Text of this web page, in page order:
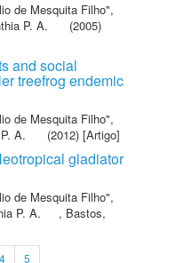
de Mesquita Filho",
P. A.
(2005)
and social
treefrog endemic
de Mesquita Filho",
A. (2012) [Artigo]
gladiator
de Mesquita Filho",
P. A. , Bastos,
4 5